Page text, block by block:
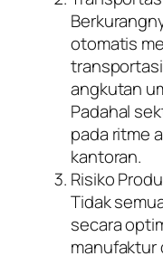
otomatis
angkutan
Padahal
pada ritme
kantoran.
Risiko
Tidak
secara
manufaktur